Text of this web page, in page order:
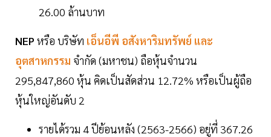
26.00 ล้านบาท
NEP หรือ บริษัท เอ็นอีพี อสังหาริมทรัพย์ และ
อุตสาหกรรม จำกัด (มหาชน) ถือหุ้นจำนวน
295,847,860 หุ้น คิดเป็นสัดส่วน 12.72% หรือเป็นผู้ถือ
หุ้นใหญ่อันดับ 2
รายได้รวม 4 ปีย้อนหลัง (2563-2566) อยู่ที่ 367.26